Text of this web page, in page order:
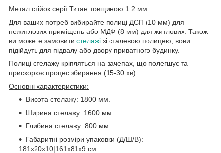
Метал стійок серії Титан товщиною 1.2 мм.
Для ваших потреб вибирайте полиці ДСП (10 мм) для
нежитлових приміщень або МДФ (8 мм) для житлових. Також
ви можете замовити стелажі зі сталевою полицею, вони
підійдуть для підвалу або двору приватного будинку.
Полиці стелажу кріпляться на зачепах, що полегшує та
прискорює процес збирання (15-30 хв).
Основні характеристики:
Висота стелажу: 1800 мм.
Ширина стелажу: 1600 мм.
Глибина стелажу: 800 мм.
Габаритні розміри упаковки (Д/Ш/В):
181х20х10|161х81х9 см.